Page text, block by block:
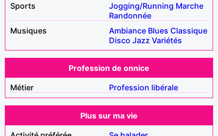
Sports
Jogging/Running Marche
Randonnée
Musiques
Ambiance Blues Classique
Disco Jazz Variétés
Profession de onnice
Métier
Profession libérale
Plus sur ma vie